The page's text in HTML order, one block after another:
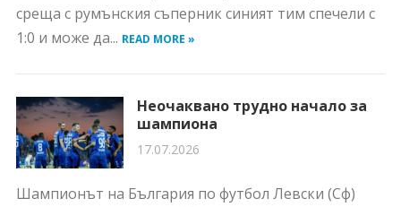
среща с румънския съперник синият тим спечели с
1:0 и може да... READ MORE »
Неочаквано трудно начало за
шампиона
17.07.2026
Шампионът на България по футбол Левски (Сф)